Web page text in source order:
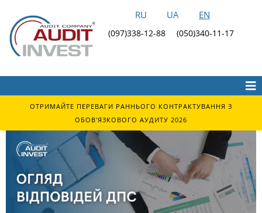
RU UA EN
(097)338-12-88 (050)340-11-17
ОТРИМАЙТЕ ПЕРЕВАГИ РАННЬОГО КОНТРАКТУВАННЯ З
ОБОВ'ЯЗКОВОГО АУДИТУ 2026